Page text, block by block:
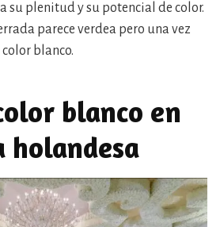
su plenitud y su potencial de color.
parece verdea pero una vez
blanco.
blanco en
holandesa